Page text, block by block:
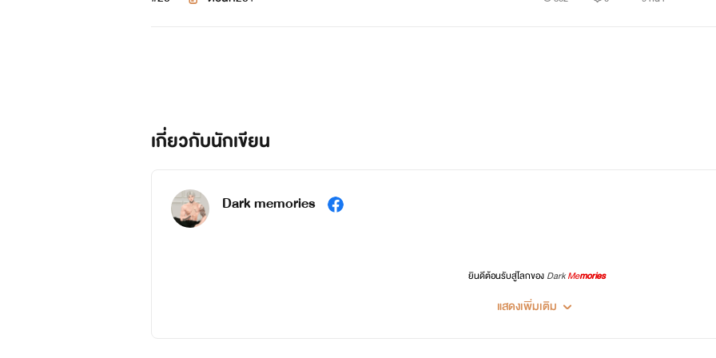
เกี่ยวกับนักเขียน
Dark memories
ยินดีต้อนรับสู่โลกของ DarkMemories
โลกที่เสพติดความรุนแรง
แสดงเพิ่มเติม